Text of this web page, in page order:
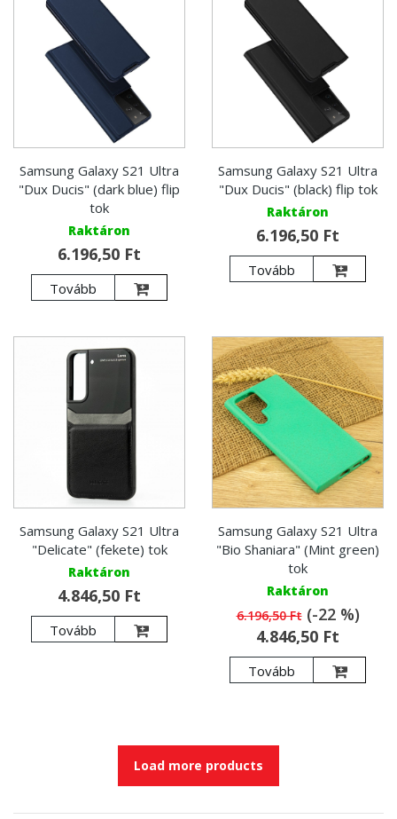
Samsung Galaxy S21 Ultra
"Dux Ducis" (dark blue) flip
tok
Raktáron
6.196,50 Ft
Tovább
Samsung Galaxy S21 Ultra
"Dux Ducis" (black) flip tok
Raktáron
6.196,50 Ft
Tovább
Samsung Galaxy S21 Ultra
"Delicate" (fekete) tok
Raktáron
4.846,50 Ft
Tovább
Samsung Galaxy S21 Ultra
"Bio Shaniara" (Mint green)
tok
Raktáron
6.196,50 Ft(-22 %)
4.846,50 Ft
Tovább
Load more products